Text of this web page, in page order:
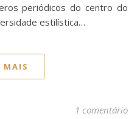
periódicos do centro do
estilística…
MAIS
1 comentário